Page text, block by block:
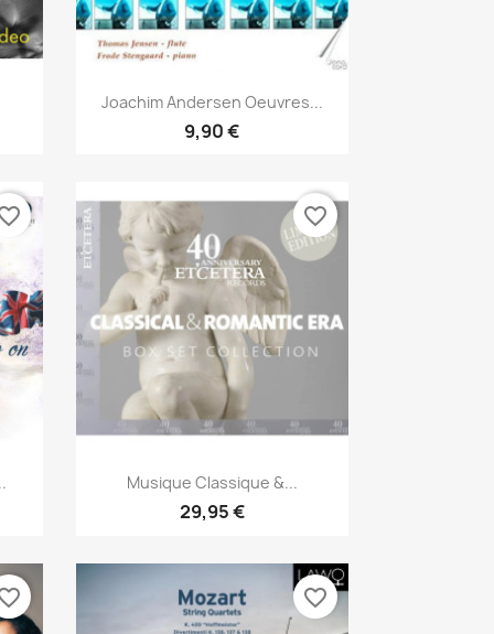
Aperçu rapide
Joachim Andersen Oeuvres...
9,90 €
Aperçu rapide
Musique Classique &...
29,95 €
favorite_border
favorite_border